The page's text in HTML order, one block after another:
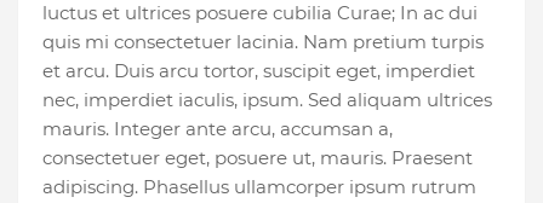
luctus et ultrices posuere cubilia Curae; In ac dui
quis mi consectetuer lacinia. Nam pretium turpis
et arcu. Duis arcu tortor, suscipit eget, imperdiet
nec, imperdiet iaculis, ipsum. Sed aliquam ultrices
mauris. Integer ante arcu, accumsan a,
consectetuer eget, posuere ut, mauris. Praesent
adipiscing. Phasellus ullamcorper ipsum rutrum